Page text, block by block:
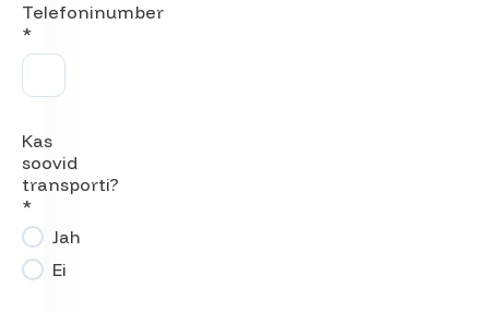
Telefoninumber
*
Kas
soovid
transporti?
*
Jah
Ei